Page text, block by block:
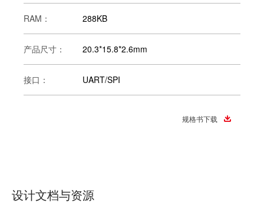
RAM： 288KB
产品尺寸： 20.3*15.8*2.6mm
接口： UART/SPI
规格书下载
设计文档与资源